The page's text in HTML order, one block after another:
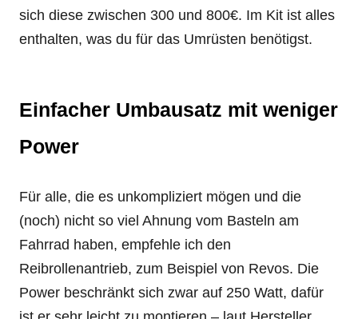
sich diese zwischen 300 und 800€. Im Kit ist alles
enthalten, was du für das Umrüsten benötigst.
Einfacher Umbausatz mit weniger
Power
Für alle, die es unkompliziert mögen und die
(noch) nicht so viel Ahnung vom Basteln am
Fahrrad haben, empfehle ich den
Reibrollenantrieb, zum Beispiel von Revos. Die
Power beschränkt sich zwar auf 250 Watt, dafür